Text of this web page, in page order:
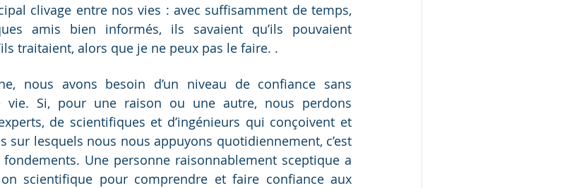
clivage entre nos vies : avec suffisamment de temps,
amis bien informés, ils savaient qu’ils pouvaient
traitaient, alors que je ne peux pas le faire. .
nous avons besoin d’un niveau de confiance sans
vie. Si, pour une raison ou une autre, nous perdons
de scientifiques et d’ingénieurs qui conçoivent et
sur lesquels nous nous appuyons quotidiennement, c’est
Une personne raisonnablement sceptique a
scientifique pour comprendre et faire confiance aux